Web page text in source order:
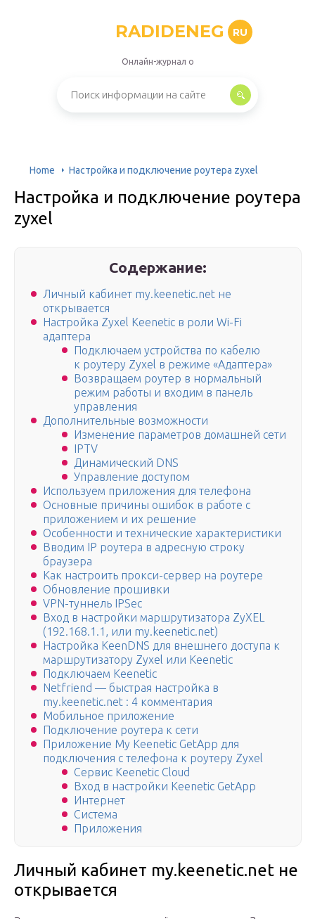
RADIDENEG RU
Онлайн-журнал о
Home Настройка и подключение роутера zyxel
Настройка и подключение роутера
zyxel
Содержание:
Личный кабинет my.keenetic.net не
открывается
Настройка Zyxel Keenetic в роли Wi-Fi
адаптера
Подключаем устройства по кабелю
к роутеру Zyxel в режиме «Адаптера»
Возвращаем роутер в нормальный
режим работы и входим в панель
управления
Дополнительные возможности
Изменение параметров домашней сети
IPTV
Динамический DNS
Управление доступом
Используем приложения для телефона
Основные причины ошибок в работе с
приложением и их решение
Особенности и технические характеристики
Вводим IP роутера в адресную строку
браузера
Как настроить прокси-сервер на роутере
Обновление прошивки
VPN-туннель IPSec
Вход в настройки маршрутизатора ZyXEL
(192.168.1.1, или my.keenetic.net)
Настройка KeenDNS для внешнего доступа к
маршрутизатору Zyxel или Keenetic
Подключаем Keenetic
Netfriend — быстрая настройка в
my.keenetic.net : 4 комментария
Мобильное приложение
Подключение роутера к сети
Приложение My Keenetic GetApp для
подключения с телефона к роутеру Zyxel
Сервис Keenetic Cloud
Вход в настройки Keenetic GetApp
Интернет
Система
Приложения
Личный кабинет my.keenetic.net не
открывается